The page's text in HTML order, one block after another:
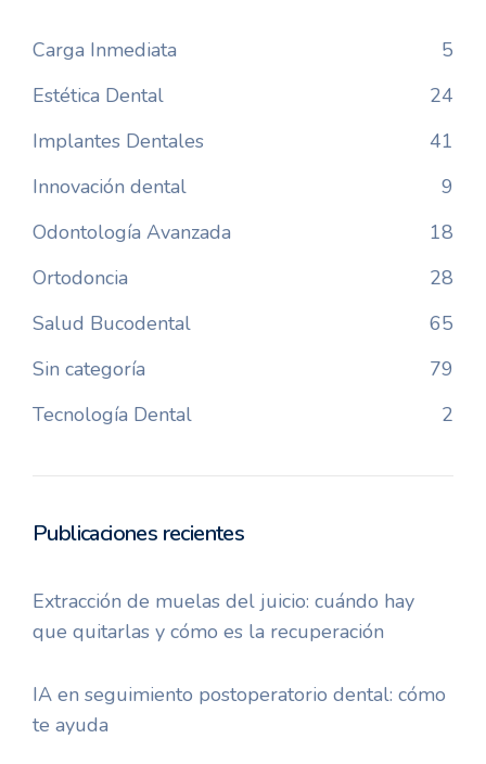
Carga Inmediata
5
Estética Dental
24
Implantes Dentales
41
Innovación dental
9
Odontología Avanzada
18
Ortodoncia
28
Salud Bucodental
65
Sin categoría
79
Tecnología Dental
2
Publicaciones recientes
Extracción de muelas del juicio: cuándo hay
que quitarlas y cómo es la recuperación
IA en seguimiento postoperatorio dental: cómo
te ayuda